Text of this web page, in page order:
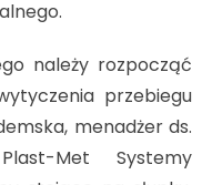
należy rozpocząć
przebiegu
menadżer ds.
Met Systemy